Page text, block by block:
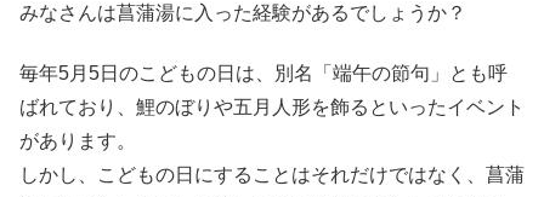
みなさんは菖蒲湯に入った経験があるでしょうか？
毎年5月5日のこどもの日は、別名「端午の節句」とも呼
ばれており、鯉のぼりや五月人形を飾るといったイベント
があります。
しかし、こどもの日にすることはそれだけではなく、菖蒲